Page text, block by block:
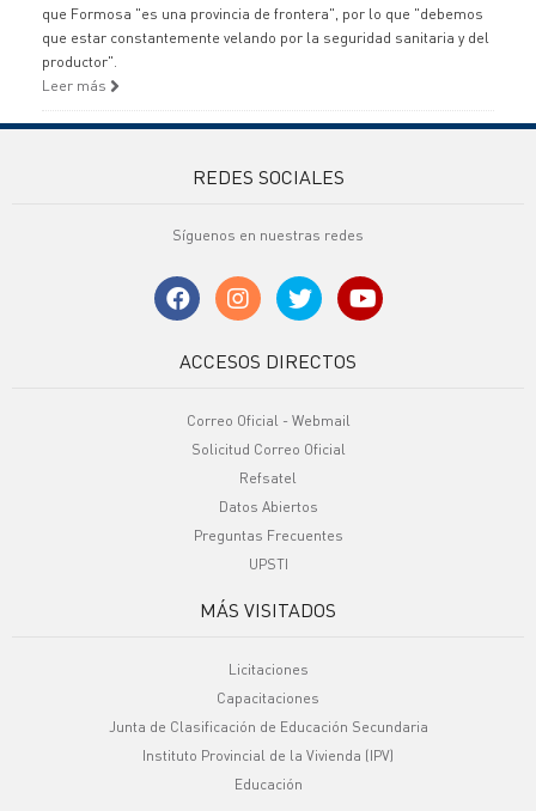
que Formosa "es una provincia de frontera", por lo que "debemos
que estar constantemente velando por la seguridad sanitaria y del
productor".
Leer más
REDES SOCIALES
Síguenos en nuestras redes
ACCESOS DIRECTOS
Correo Oficial - Webmail
Solicitud Correo Oficial
Refsatel
Datos Abiertos
Preguntas Frecuentes
UPSTI
MÁS VISITADOS
Licitaciones
Capacitaciones
Junta de Clasificación de Educación Secundaria
Instituto Provincial de la Vivienda (IPV)
Educación